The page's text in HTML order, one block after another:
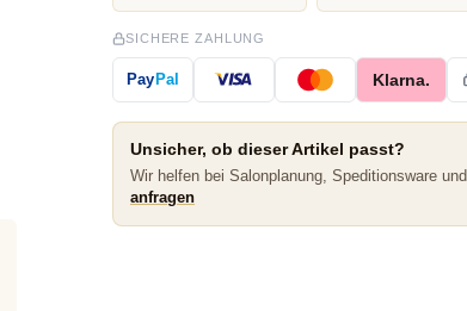
SICHERE ZAHLUNG
PayPal Klarna.
Unsicher, ob dieser Artikel passt?
Wir helfen bei Salonplanung, Speditionsware
anfragen